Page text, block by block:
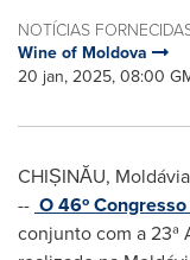
NOTÍCIAS
Wine of Moldova
20 jan, 2025, 08:00
CHIȘINĂU, Moldávia
-- O 46º
conjunto com a 23ª